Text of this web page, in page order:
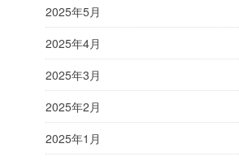
2025年5月
2025年4月
2025年3月
2025年2月
2025年1月